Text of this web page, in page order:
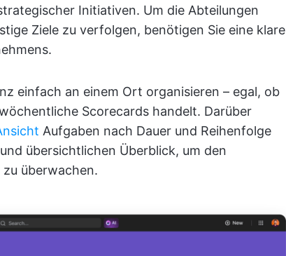
Initiativen. Um die Abteilungen
Ziele zu verfolgen, benötigen Sie eine klare
einfach an einem Ort organisieren – egal, ob
Scorecards handelt. Darüber
Aufgaben nach Dauer und Reihenfolge
übersichtlichen Überblick, um den
überwachen.